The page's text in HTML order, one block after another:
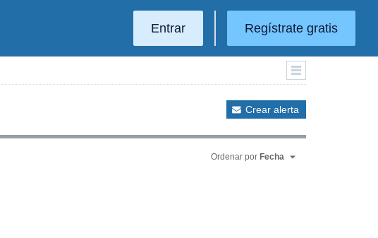
Entrar Regístrate gratis
Crear alerta
Ordenar por Fecha